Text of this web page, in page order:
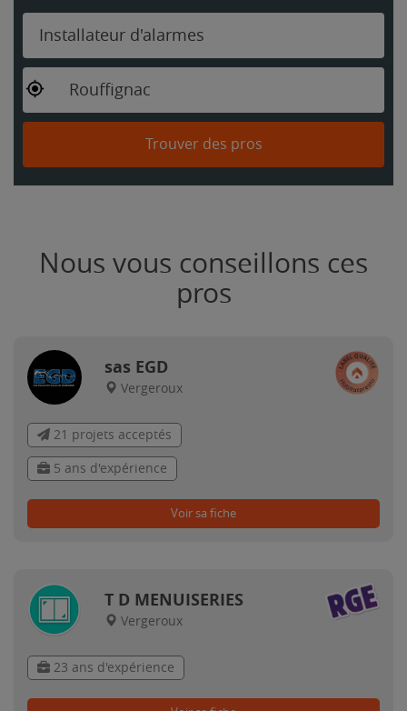
Installateur d'alarmes
Rouffignac
Trouver des pros
Nous vous conseillons ces
pros
sas EGD
Vergeroux
21 projets acceptés
5 ans d'expérience
Voir sa fiche
T D MENUISERIES
Vergeroux
23 ans d'expérience